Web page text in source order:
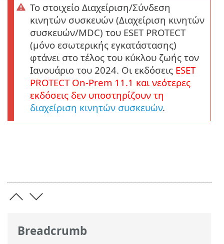
Breadcrumb
Το στοιχείο Διαχείριση/Σύνδεση
κινητών συσκευών (Διαχείριση κινητών
συσκευών/MDC) του ESET PROTECT
(μόνο εσωτερικής εγκατάστασης)
φτάνει στο τέλος του κύκλου ζωής τον
Ιανουάριο του 2024. Οι εκδόσεις ESET
PROTECT On-Prem 11.1 και νεότερες
εκδόσεις δεν υποστηρίζουν τη
διαχείριση κινητών συσκευών.